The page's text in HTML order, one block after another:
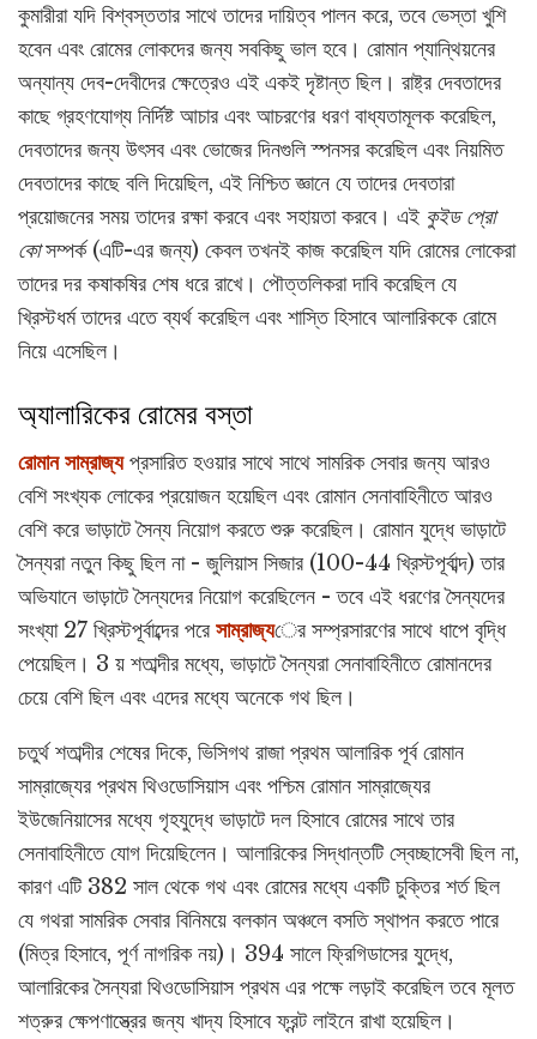
কুমারীরা যদি বিশ্বস্ততার সাথে তাদের দায়িত্ব পালন করে, তবে ভেস্তা খুশি
হবেন এবং রোমের লোকদের জন্য সবকিছু ভাল হবে। রোমান প্যান্থিয়নের
অন্যান্য দেব-দেবীদের ক্ষেত্রেও এই একই দৃষ্টান্ত ছিল। রাষ্ট্র দেবতাদের
কাছে গ্রহণযোগ্য নির্দিষ্ট আচার এবং আচরণের ধরণ বাধ্যতামূলক করেছিল,
দেবতাদের জন্য উৎসব এবং ভোজের দিনগুলি স্পনসর করেছিল এবং নিয়মিত
দেবতাদের কাছে বলি দিয়েছিল, এই নিশ্চিত জ্ঞানে যে তাদের দেবতারা
প্রয়োজনের সময় তাদের রক্ষা করবে এবং সহায়তা করবে। এই কুইড প্রো
কোসম্পর্ক (এটি-এর জন্য) কেবল তখনই কাজ করেছিল যদি রোমের লোকেরা
তাদের দর কষাকষির শেষ ধরে রাখে। পৌত্তলিকরা দাবি করেছিল যে
খ্রিস্টধর্ম তাদের এতে ব্যর্থ করেছিল এবং শাস্তি হিসাবে আলারিককে রোমে
নিয়ে এসেছিল।
অ্যালারিকের রোমের বস্তা
রোমান সাম্রাজ্যপ্রসারিত হওয়ার সাথে সাথে সামরিক সেবার জন্য আরও
বেশি সংখ্যক লোকের প্রয়োজন হয়েছিল এবং রোমান সেনাবাহিনীতে আরও
বেশি করে ভাড়াটে সৈন্য নিয়োগ করতে শুরু করেছিল। রোমান যুদ্ধে ভাড়াটে
সৈন্যরা নতুন কিছু ছিল না - জুলিয়াস সিজার (100-44 খ্রিস্টপূর্বাব্দ) তার
অভিযানে ভাড়াটে সৈন্যদের নিয়োগ করেছিলেন - তবে এই ধরণের সৈন্যদের
সংখ্যা 27 খ্রিস্টপূর্বাব্দের পরে সাম্রাজ্যের সম্প্রসারণের সাথে ধাপে বৃদ্ধি
পেয়েছিল। 3 য় শতাব্দীর মধ্যে, ভাড়াটে সৈন্যরা সেনাবাহিনীতে রোমানদের
চেয়ে বেশি ছিল এবং এদের মধ্যে অনেকে গথ ছিল।
চতুর্থ শতাব্দীর শেষের দিকে, ভিসিগথ রাজা প্রথম আলারিক পূর্ব রোমান
সাম্রাজ্যের প্রথম থিওডোসিয়াস এবং পশ্চিম রোমান সাম্রাজ্যের
ইউজেনিয়াসের মধ্যে গৃহযুদ্ধে ভাড়াটে দল হিসাবে রোমের সাথে তার
সেনাবাহিনীতে যোগ দিয়েছিলেন। আলারিকের সিদ্ধান্তটি স্বেচ্ছাসেবী ছিল না,
কারণ এটি 382 সাল থেকে গথ এবং রোমের মধ্যে একটি চুক্তির শর্ত ছিল
যে গথরা সামরিক সেবার বিনিময়ে বলকান অঞ্চলে বসতি স্থাপন করতে পারে
(মিত্র হিসাবে, পূর্ণ নাগরিক নয়)। 394 সালে ফ্রিগিডাসের যুদ্ধে,
আলারিকের সৈন্যরা থিওডোসিয়াস প্রথম এর পক্ষে লড়াই করেছিল তবে মূলত
শত্রুর ক্ষেপণাস্ত্রের জন্য খাদ্য হিসাবে ফ্রন্ট লাইনে রাখা হয়েছিল।